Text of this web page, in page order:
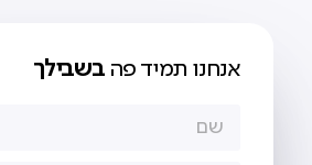
אנחנו תמיד פה בשבילך